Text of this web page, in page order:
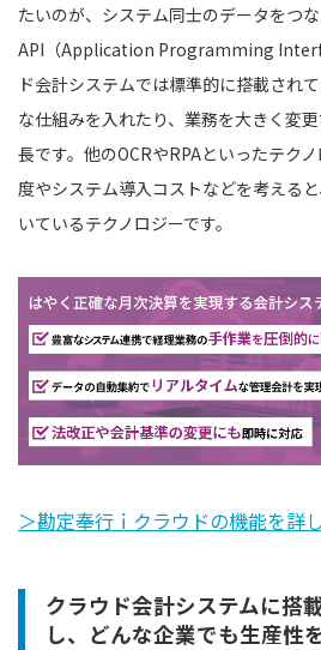
たいのが、システム同士のデータをつ
API（Application Programming
ド会計システムでは標準的に搭載され
な仕組みを入れたり、業務を大きく変
長です。他のOCRやRPAといったテク
度やシステム導入コストなどを考える
いているテクノロジーです。
＞勘定奉行ｉクラウドの機能を詳
クラウド会計システムに搭
し、どんな企業でも生産性